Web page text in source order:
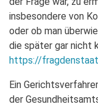
insbesondere von
oder ob man
die später gar nicht
https://
Ein
der